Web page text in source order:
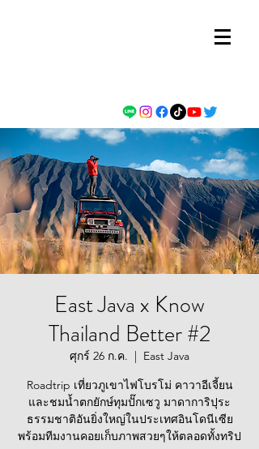
East Java x Know
Thailand Better #2
ศุกร์ 26 ก.ค.
  |
East Java
Roadtrip เที่ยวภูเขาไฟโบรโม่ คาวาอีเจี้ยน
และชมน้ำตกยักษ์ทุมปั๊กเซวู มาดาการิปุระ
ธรรมชาติอันยิ่งใหญ่ในประเทศอินโดนีเซีย
พร้อมทีมงานคอยเก็บภาพสวยๆให้ตลอดทั้งทริป